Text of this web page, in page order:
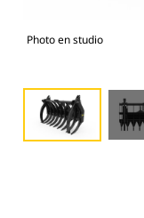
Photo en studio